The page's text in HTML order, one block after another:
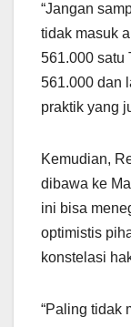
“Jangan
tidak masuk
561.000 satu
561.000 dan
praktik yang
Kemudian,
dibawa ke
ini bisa
optimistis
konstelasi
“Paling tidak